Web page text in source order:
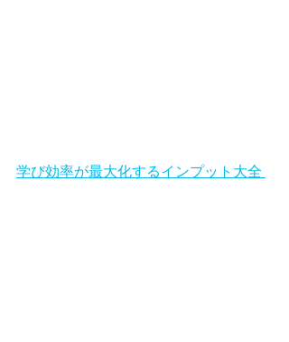
学び効率が最大化するインプット大全